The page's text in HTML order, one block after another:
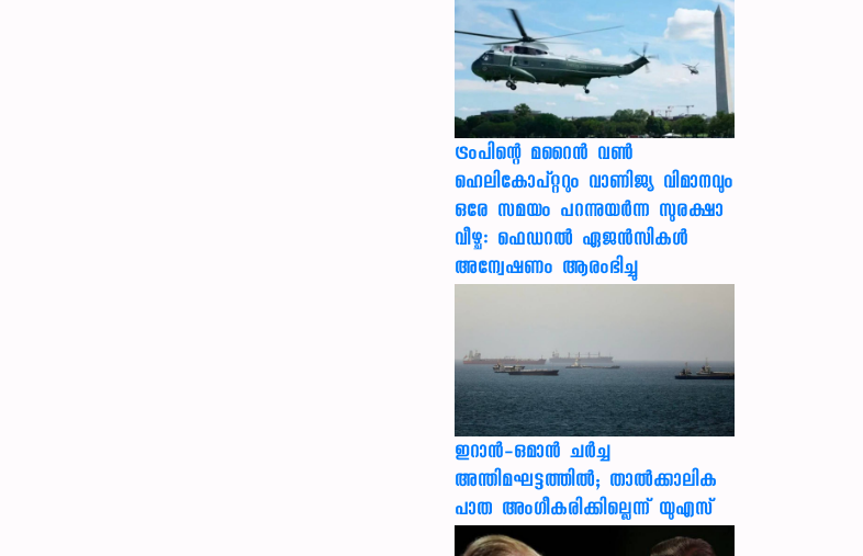
ട്രംപിന്റെ മറൈന്‍ വണ്‍
ഹെലികോപ്റ്ററും വാണിജ്യ വിമാനവും
ഒരേ സമയം പറന്നുയര്‍ന്ന സുരക്ഷാ
വീഴ്ച: ഫെഡറല്‍ ഏജന്‍സികള്‍
അന്വേഷണം ആരംഭിച്ചു
ഇറാന്‍-ഒമാന്‍ ചര്‍ച്ച
അന്തിമഘട്ടത്തില്‍; താല്‍ക്കാലിക
പാത അംഗീകരിക്കില്ലെന്ന് യുഎസ്